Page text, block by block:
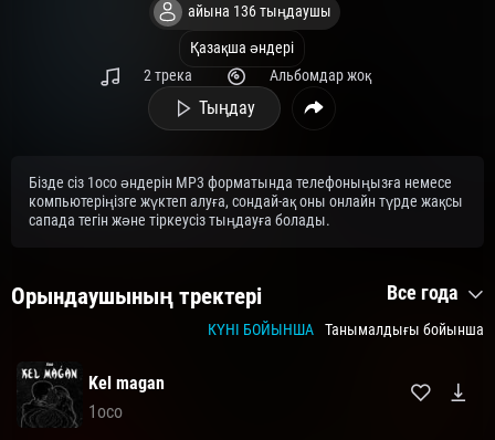
айына 136 тыңдаушы
Қазақша әндері
2 трека
Альбомдар жоқ
Тыңдау
Бізде сіз 1oco әндерін MP3 форматында телефоныңызға немесе
компьютеріңізге жүктеп алуға, сондай-ақ оны онлайн түрде жақсы
сапада тегін және тіркеусіз тыңдауға болады.
Орындаушының тректері Все года
КҮНІ БОЙЫНША Танымалдығы бойынша
Kel magan
1oco